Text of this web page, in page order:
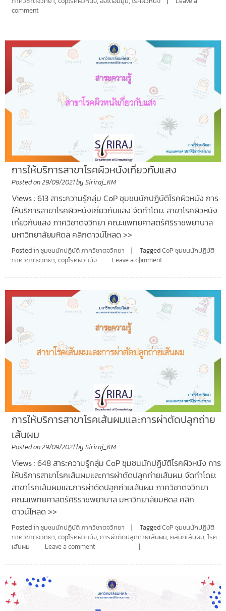
comment
การให้บริการสาขาโรคผิวหนังเกี่ยวกับแสง
Posted on29/09/2021by Siriraj_KM
Views : 613 สาระความรู้กลุ่ม CoP ชุมชนนักปฏิบัติโรคผิวหนัง การ
ให้บริการสาขาโรคผิวหนังเกี่ยวกับแสง จัดทำโดย: สาขาโรคผิวหนัง
เกี่ยวกับแสง ภาควิชาตจวิทยา คณะแพทยศาสตร์ศิริราชพยาบาล
มหาวิทยาลัยมหิดล คลิกดาวน์โหลด >>
Posted inชุมชนนักปฏิบัติ ภาควิชาตจวิทยา TaggedCoP ชุมชนนักปฏิบัติ
ภาควิชาตจวิทยา, copโรคผิวหนัง Leave a comment
การให้บริการสาขาโรคเส้นผมและการผ่าตัดปลูกถ่าย
เส้นผม
Posted on29/09/2021by Siriraj_KM
Views : 648 สาระความรู้กลุ่ม CoP ชุมชนนักปฏิบัติโรคผิวหนัง การ
ให้บริการสาขาโรคเส้นผมและการผ่าตัดปลูกถ่ายเส้นผม จัดทำโดย:
สาขาโรคเส้นผมและการผ่าตัดปลูกถ่ายเส้นผม ภาควิชาตจวิทยา
คณะแพทยศาสตร์ศิริราชพยาบาล มหาวิทยาลัยมหิดล คลิก
ดาวน์โหลด >>
Posted inชุมชนนักปฏิบัติ ภาควิชาตจวิทยา TaggedCoP ชุมชนนักปฏิบัติ
ภาควิชาตจวิทยา, copโรคผิวหนัง, การผ่าตัดปลูกถ่ายเส้นผม, คลินิกเส้นผม, โรค
เส้นผม
Leave a comment